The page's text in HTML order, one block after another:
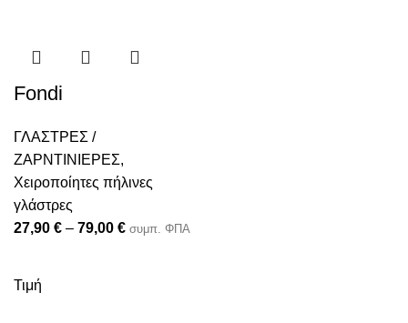
Τιμή
Fondi
ΓΛΑΣΤΡΕΣ /
ΖΑΡΝΤΙΝΙΕΡΕΣ,
Χειροποίητες πήλινες
γλάστρες
27,90 € – 79,00 € συμπ. ΦΠΑ